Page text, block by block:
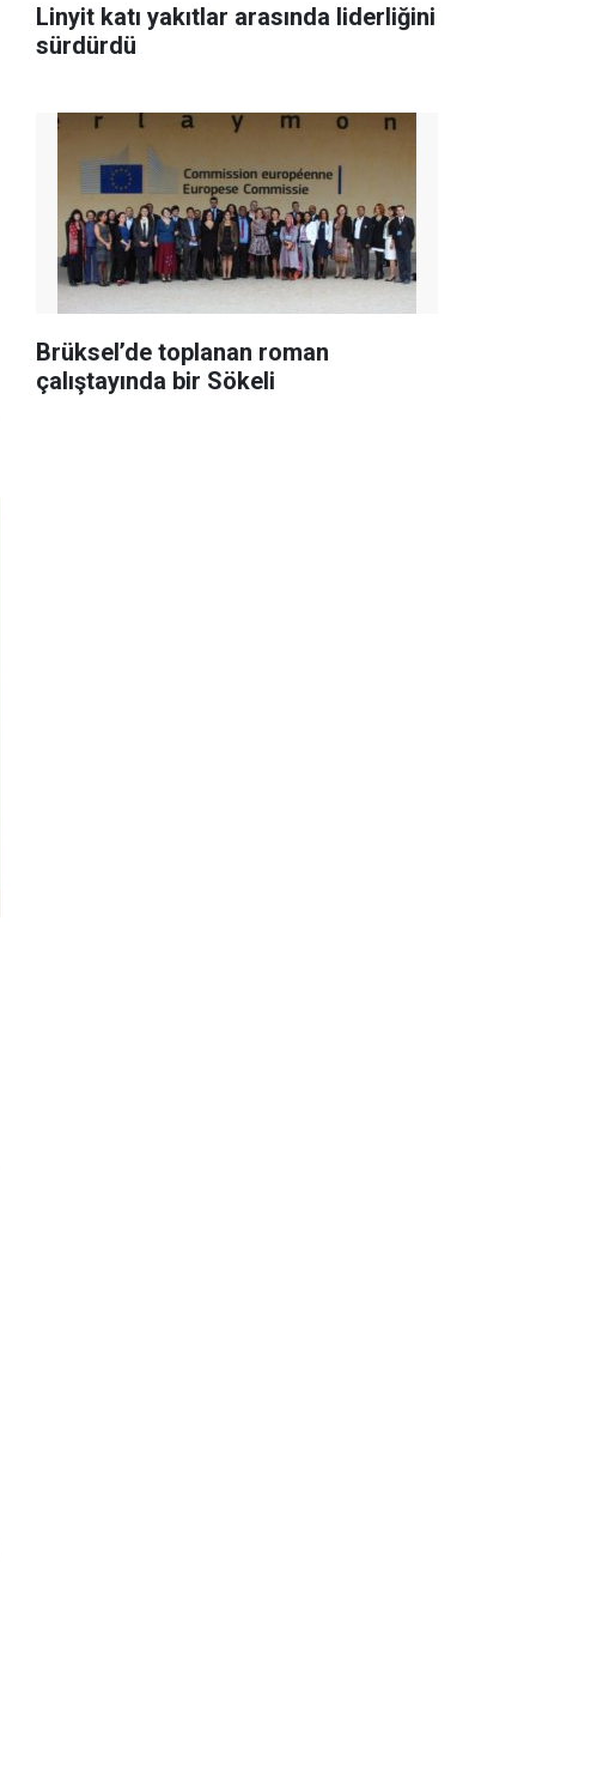
Linyit katı yakıtlar arasında liderliğini
sürdürdü
Brüksel’de toplanan roman
çalıştayında bir Sökeli